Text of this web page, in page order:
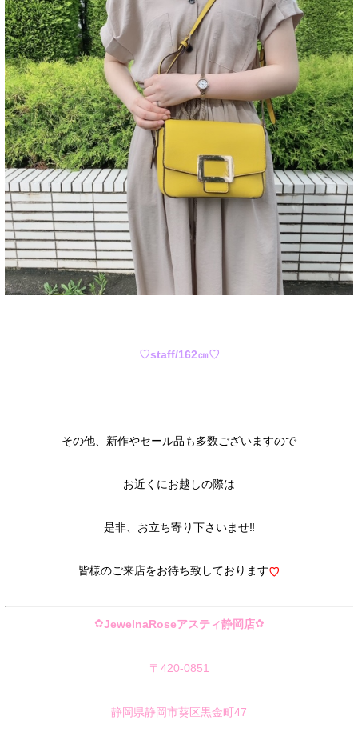
♡staff/162㎝♡
その他、新作やセール品も多数ございますので
お近くにお越しの際は
是非、お立ち寄り下さいませ‼︎
皆様のご来店をお待ち致しております♡
✿JewelnaRoseアスティ静岡店✿
〒420-0851
静岡県静岡市葵区黒金町47